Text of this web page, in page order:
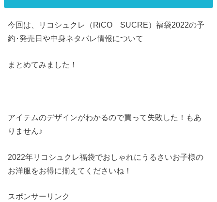
今回は、リコシュクレ（RiCO SUCRE）福袋2022の予
約･発売日や中身ネタバレ情報について
まとめてみました！
アイテムのデザインがわかるので買って失敗した！もあ
りません♪
2022年リコシュクレ福袋でおしゃれにうるさいお子様の
お洋服をお得に揃えてくださいね！
スポンサーリンク